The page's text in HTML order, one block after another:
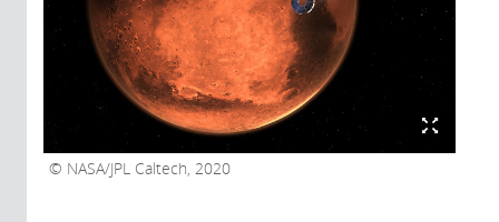
NASA/JPL Caltech, 2020